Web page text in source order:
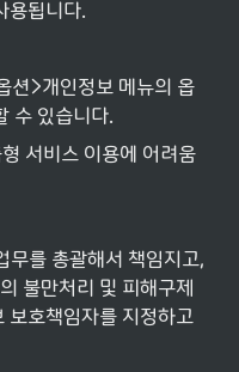
용됩니다.
션>개인정보 메뉴의 옵
수 있습니다.
서비스 이용에 어려움
를 총괄해서 책임지고,
불만처리 및 피해구제
보호책임자를 지정하고